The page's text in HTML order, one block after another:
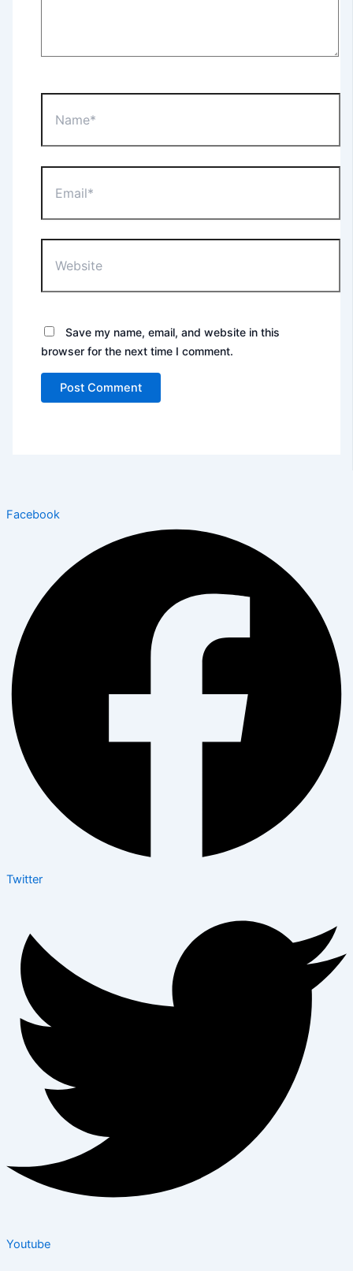
Save my name, email, and website in this
browser for the next time I comment.
Facebook
Twitter
Youtube